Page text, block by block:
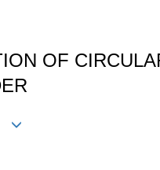
OF